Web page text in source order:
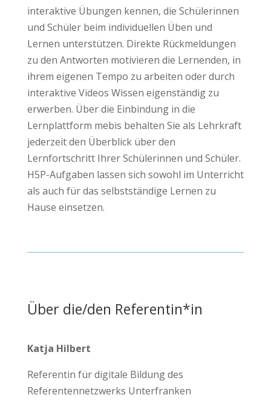
interaktive Übungen kennen, die Schülerinnen
und Schüler beim individuellen Üben und
Lernen unterstützen. Direkte Rückmeldungen
zu den Antworten motivieren die Lernenden, in
ihrem eigenen Tempo zu arbeiten oder durch
interaktive Videos Wissen eigenständig zu
erwerben. Über die Einbindung in die
Lernplattform mebis behalten Sie als Lehrkraft
jederzeit den Überblick über den
Lernfortschritt Ihrer Schülerinnen und Schüler.
H5P-Aufgaben lassen sich sowohl im Unterricht
als auch für das selbstständige Lernen zu
Hause einsetzen.
Über die/den Referentin*in
Katja Hilbert
Referentin für digitale Bildung des
Referentennetzwerks Unterfranken